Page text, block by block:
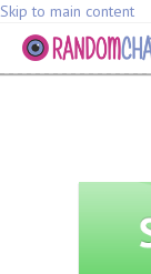
Skip to main content